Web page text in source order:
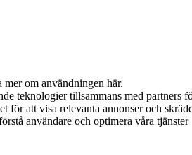
mer om användningen här.
teknologier tillsammans med
för att visa relevanta annonser och
användare och optimera våra tjänster